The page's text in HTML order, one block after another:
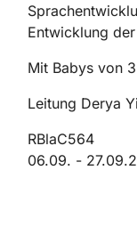
Entwicklung
Mit Babys von
Leitung Derya
RBlaC564
06.09. -
€